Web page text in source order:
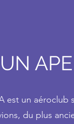
UN
est un aéroclub
du plus